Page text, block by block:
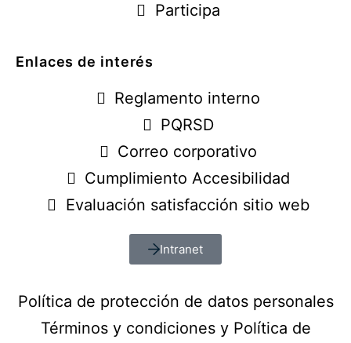
Participa
Enlaces de interés
Reglamento interno
PQRSD
Correo corporativo
Cumplimiento Accesibilidad
Evaluación satisfacción sitio web
Intranet
Política de protección de datos personales
Términos y condiciones y Política de